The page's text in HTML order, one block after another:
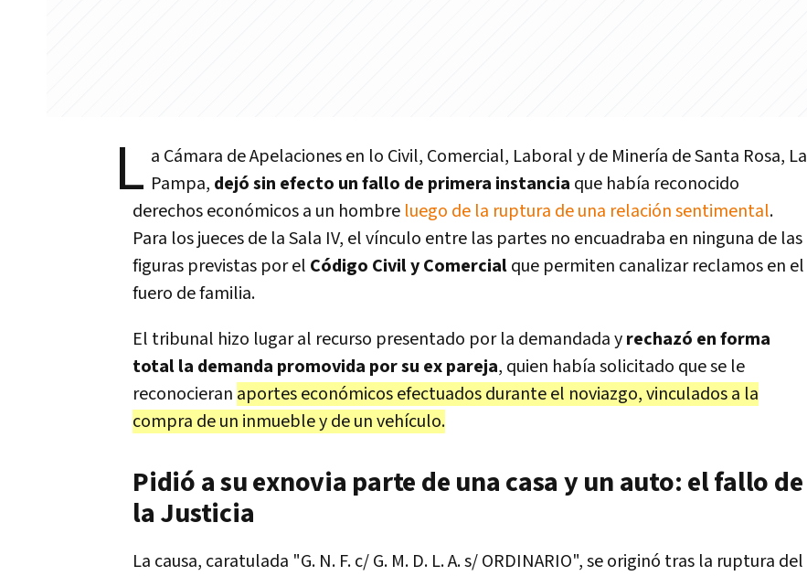
L a Cámara de Apelaciones en lo Civil, Comercial, Laboral y de Minería de Santa Rosa, La
Pampa, dejó sin efecto un fallo de primera instancia que había reconocido
derechos económicos a un hombre luego de la ruptura de una relación sentimental.
Para los jueces de la Sala IV, el vínculo entre las partes no encuadraba en ninguna de las
figuras previstas por el Código Civil y Comercialque permiten canalizar reclamos en el
fuero de familia.
El tribunal hizo lugar al recurso presentado por la demandada yrechazó en forma
total la demanda promovida por su ex pareja, quien había solicitado que se le
reconocieran aportes económicos efectuados durante el noviazgo, vinculados a la
compra de un inmueble y de un vehículo.
Pidió a su exnovia parte de una casa y un auto: el fallo de
la Justicia
La causa, caratulada "G. N. F. c/ G. M. D. L. A. s/ ORDINARIO", se originó tras la ruptura del